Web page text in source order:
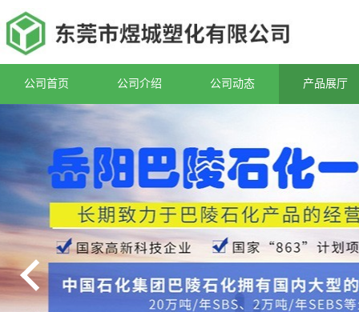
公司首页 公司介绍 公司动态 产品展厅